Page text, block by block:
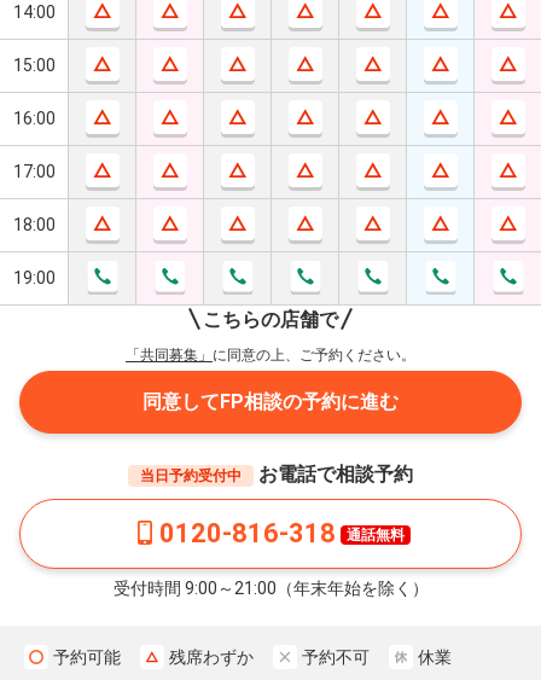
14:00
15:00
16:00
17:00
18:00
19:00
こちらの店舗で
「共同募集」 に同意の上、ご予約ください。
同意してFP相談の予約に進む
当日予約受付中 お電話で相談予約
0120-816-318 通話無料
受付時間 9:00～21:00（年末年始を除く）
予約可能 残席わずか 予約不可 休業